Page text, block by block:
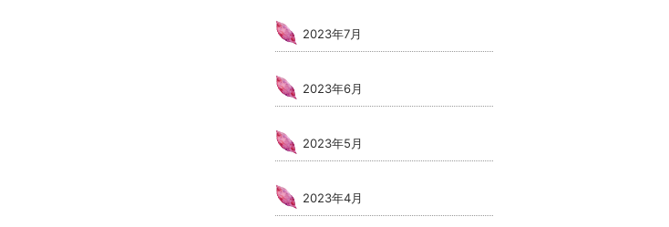
2023年7月
2023年6月
2023年5月
2023年4月